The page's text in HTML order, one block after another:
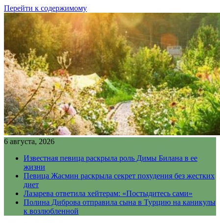
Перейти к содержимому
6 августа, 2026
Известная певица раскрыла роль Димы Билана в ее
жизни
Певица Жасмин раскрыла секрет похудения без жестких
диет
Лазарева ответила хейтерам: «Постыдитесь сами»
Полина Диброва отправила сына в Турцию на каникулы
к возлюбленной